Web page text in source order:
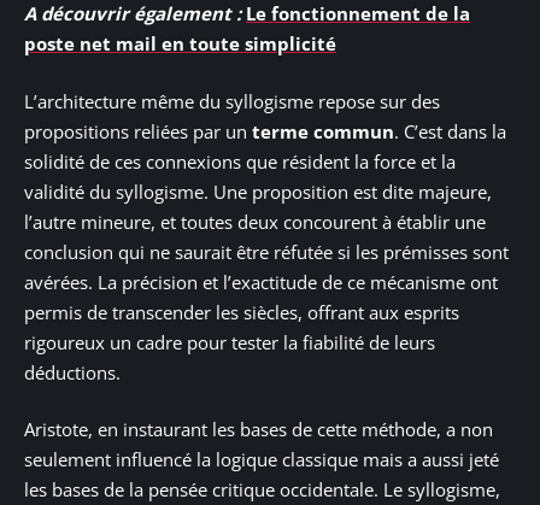
A découvrir également : Le fonctionnement de la
poste net mail en toute simplicité
L’architecture même du syllogisme repose sur des
propositions reliées par un terme commun. C’est dans la
solidité de ces connexions que résident la force et la
validité du syllogisme. Une proposition est dite majeure,
l’autre mineure, et toutes deux concourent à établir une
conclusion qui ne saurait être réfutée si les prémisses sont
avérées. La précision et l’exactitude de ce mécanisme ont
permis de transcender les siècles, offrant aux esprits
rigoureux un cadre pour tester la fiabilité de leurs
déductions.
Aristote, en instaurant les bases de cette méthode, a non
seulement influencé la logique classique mais a aussi jeté
les bases de la pensée critique occidentale. Le syllogisme,